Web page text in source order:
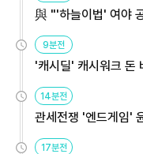
與 "'하늘이법' 여야
9분전
'캐시딜' 캐시워크 돈
14분전
관세전쟁 '엔드게임'
용해야
17분전